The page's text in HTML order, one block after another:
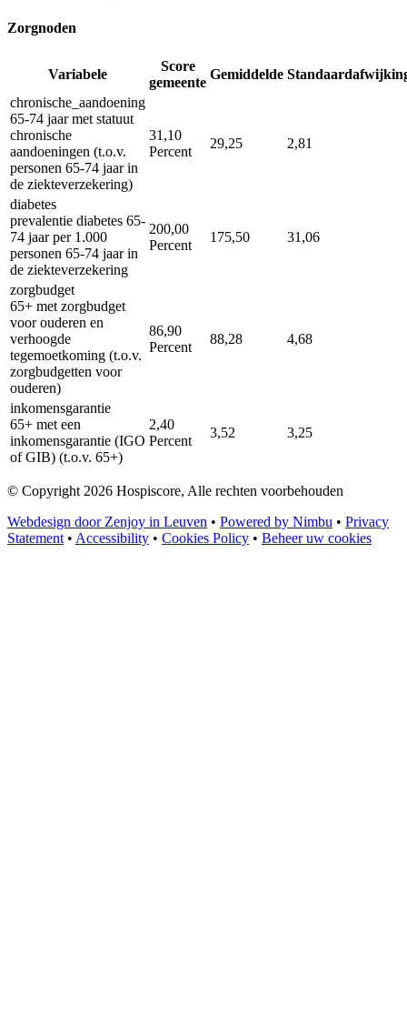
Zorgnoden
Variabele
Score
gemeente
Gemiddelde
chronische_aandoening
65-74 jaar met statuut
chronische
aandoeningen (t.o.v.
personen 65-74 jaar in
de ziekteverzekering)
31,10
Percent
29,25 2,81
diabetes
prevalentie diabetes 65-
74 jaar per 1.000
personen 65-74 jaar in
de ziekteverzekering
200,00
Percent
175,50 31,06
zorgbudget
65+ met zorgbudget
voor ouderen en
verhoogde
tegemoetkoming (t.o.v.
zorgbudgetten voor
ouderen)
86,90
Percent
88,28 4,68
inkomensgarantie
65+ met een
inkomensgarantie (IGO
of GIB) (t.o.v. 65+)
2,40
Percent
3,52 3,25
© Copyright 2026 Hospiscore, Alle rechten voorbehouden
Webdesign door Zenjoy in Leuven • Powered by Nimbu • Privacy
Statement • Accessibility • Cookies Policy • Beheer uw cookies